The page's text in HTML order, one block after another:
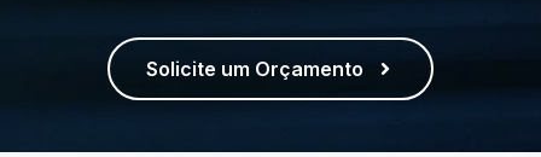
Solicite um Orçamento